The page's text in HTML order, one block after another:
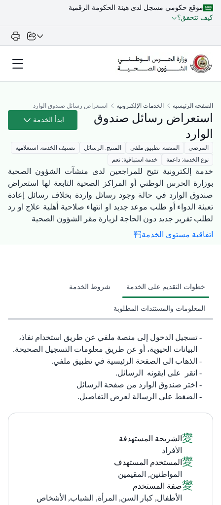
موقع حكومي مسجل لدى هيئة الحكومة الرقمية
كيف تتحقق؟
الصفحة الرئيسية الخدمات الإلكترونية استعراض رسائل صندوق الوارد
استعراض رسائل صندوق
الوارد
ابدأ الخدمة
المرضى المنصة: تطبيق ملفي المنتج: الرسائل
تصنيف الخدمة: استعلامية
نوع الخدمة: داعمة
خدمة استباقية: نعم
خدمة إلكترونية تتيح للمراجعين لدى منشآت الشؤون الصحية
بوزارة الحرس الوطني أو المراكز الصحية التابعة لها استعراض
صندوق الوارد في حالة وجود رسائل واردة بخلاف رسائل إعادة
تعبئة الدواء أو طلب موعد جديد او انتهاء صلاحية أهلية علاج او رد
لطلب تقرير جديد دون الحاجة لزيارة مقر الشؤون الصحية
اتفاقية مستوى الخدمة
خطوات التقديم على الخدمة شروط الخدمة
المعلومات والمستندات المطلوبة
تسجيل الدخول إلى منصة ملفي عن طريق استخدام نفاذ،
البيانات الحيوية، أو عن طريق معلومات التسجيل الصحيحة.
الذهاب الى الصفحة الرئيسية في تطبيق ملفي​.
انقر على ايقونه الرسائل.
اختر صندوق الوارد من صفحة الرسائل
الضغط على الرسالة لعرض التفاصيل.
الشريحة المستهدفة
الأفراد
المستخدم المستهدف
المواطنين, المقيمين
صفة المستخدم
الأطفال, كبار السن, المرأة, الشباب, الأشخاص